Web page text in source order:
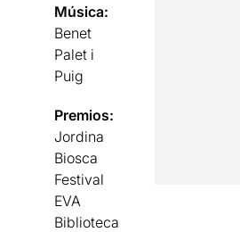
Música:
Benet
Palet i
Puig
Premios:
Jordina
Biosca
Festival
EVA
Biblioteca